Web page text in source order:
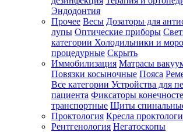
Эндодонтия
Прочее Весы Дозаторы для
лупы Оптические приборы
категории Холодильники и
процедурные Скрыть
Иммобилизация Матрасы
Повязки косыночные Пояса
Все категории Устройства для
пациента Фиксаторы
транспортные Щиты
Проктология Кресла
Рентгенология Негатоскопы